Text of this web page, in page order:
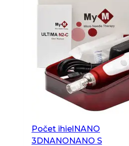
Počet ihielNANO
3DNANONANO S